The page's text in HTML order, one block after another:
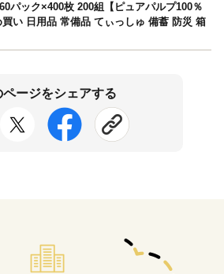
パック×400枚 200組【ピュアパルプ100％
い 日用品 常備品 てぃっしゅ 備蓄 防災 箱
ページをシェアする